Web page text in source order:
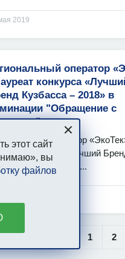
2019
оператор
конкурса
Кузбасса – 2018» в
"Обращение с
оператор
конкурса «Лучший
– 2018» в но...
1 2
этот сайт
вы
файлов